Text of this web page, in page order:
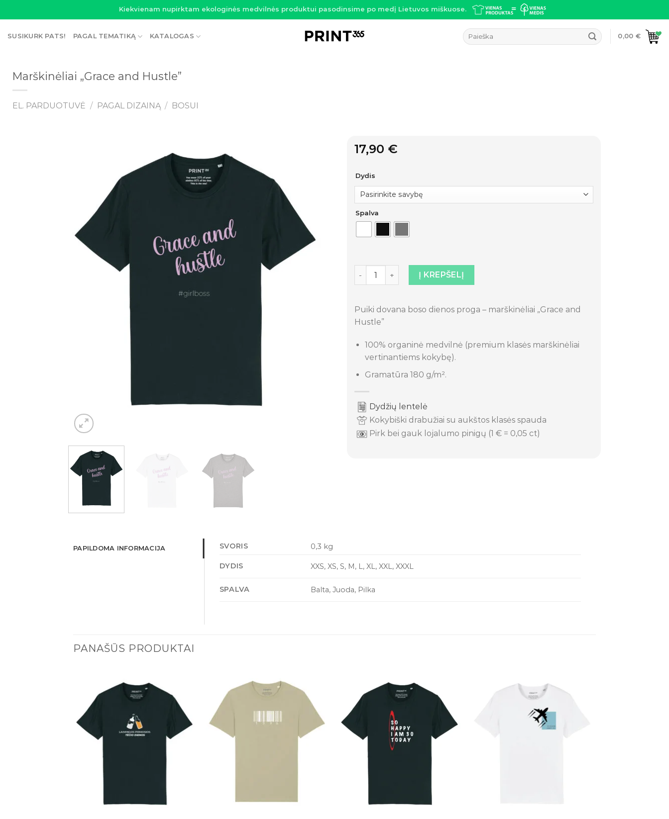
to
Kiekvienam nupirktam ekologinės medvilnės produktui pasodinsime po medį Lietuvos miškuose.
SUSIKURK PATS! PAGAL TEMATIKĄ KATALOGAS
Ieškoti:
0,00 €
Marškinėliai „Grace and Hustle”
EL. PARDUOTUVĖ / PAGAL DIZAINĄ / BOSUI
17,90 €
Dydis
Spalva
produkto kiekis: Marškinėliai „Grace and Hustle"
Į KREPŠELĮ
Puiki dovana boso dienos proga – marškinėliai „Grace and
Hustle”
100% organinė medvilnė (premium klasės marškinėliai
vertinantiems kokybę).
Gramatūra 180 g/m².
Dydžių lentelė
Kokybiški drabužiai su aukštos klasės spauda
Pirk bei gauk lojalumo pinigų (1 € = 0,05 ct)
PAPILDOMA INFORMACIJA SVORIS 0,3 kg
DYDIS XXS, XS, S, M, L, XL, XXL, XXXL
SPALVA Balta, Juoda, Pilka
PANAŠŪS PRODUKTAI